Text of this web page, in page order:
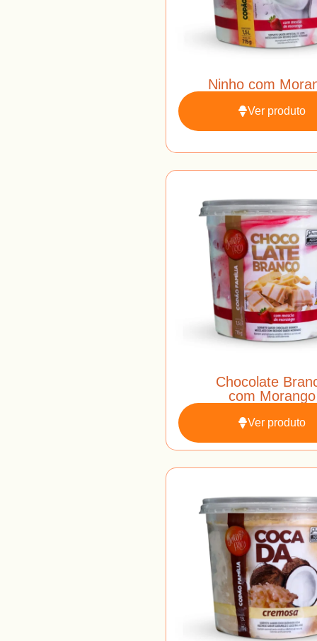
Ninho com
Ver produto
Chocolate
com Morango
Ver produto